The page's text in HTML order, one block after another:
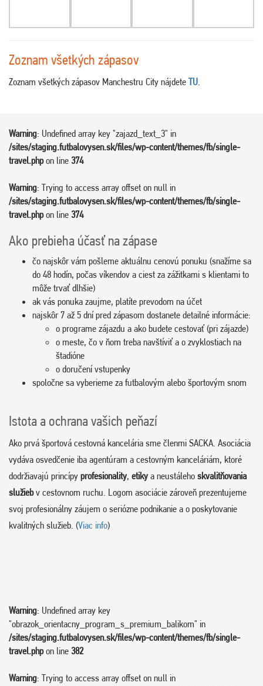
Zoznam všetkých zápasov
Zoznam všetkých zápasov Manchestru City nájdete TU.
Warning: Undefined array key "zajazd_text_3" in
/sites/staging.futbalovysen.sk/files/wp-content/themes/fb/single-
travel.phpon line 374
Warning: Trying to access array offset on null in
/sites/staging.futbalovysen.sk/files/wp-content/themes/fb/single-
travel.phpon line 374
Ako prebieha účasť na zápase
čo najskôr vám pošleme aktuálnu cenovú ponuku (snažíme sa
do 48 hodín, počas víkendov a ciest za zážitkami s klientami to
môže trvať dlhšie)
ak vás ponuka zaujme, platíte prevodom na účet
najskôr 7 až 5 dní pred zápasom dostanete detailné informácie:
o programe zájazdu a ako budete cestovať (pri zájazde)
o meste, čo v ňom treba navštíviť a o zvyklostiach na
štadióne
o doručení vstupenky
spoločne sa vyberieme za futbalovým alebo športovým snom
Istota a ochrana vašich peňazí
Ako prvá športová cestovná kancelária sme členmi SACKA. Asociácia
vydáva osvedčenie iba agentúram a cestovným kanceláriám, ktoré
dodržiavajú princípy profesionality, etikya neustáleho skvalitňovania
služiebv cestovnom ruchu. Logom asociácie zároveň prezentujeme
svoj profesionálny záujem o seriózne podnikanie a o poskytovanie
kvalitných služieb. (Viac info)
Warning: Undefined array key
"obrazok_orientacny_program_s_premium_balikom" in
/sites/staging.futbalovysen.sk/files/wp-content/themes/fb/single-
travel.phpon line 382
Warning: Trying to access array offset on null in